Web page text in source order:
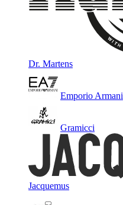
Dr. Martens
Emporio Armani
Gramicci
Jacquemus